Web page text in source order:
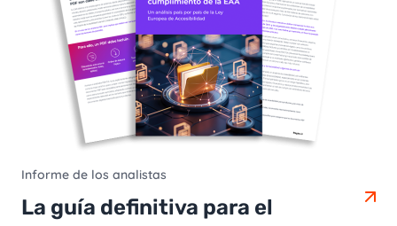
Informe de los analistas
La guía definitiva para el